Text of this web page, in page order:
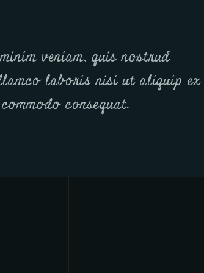
veniam, quis nostrud
laboris nisi ut aliquip ex
consequat.